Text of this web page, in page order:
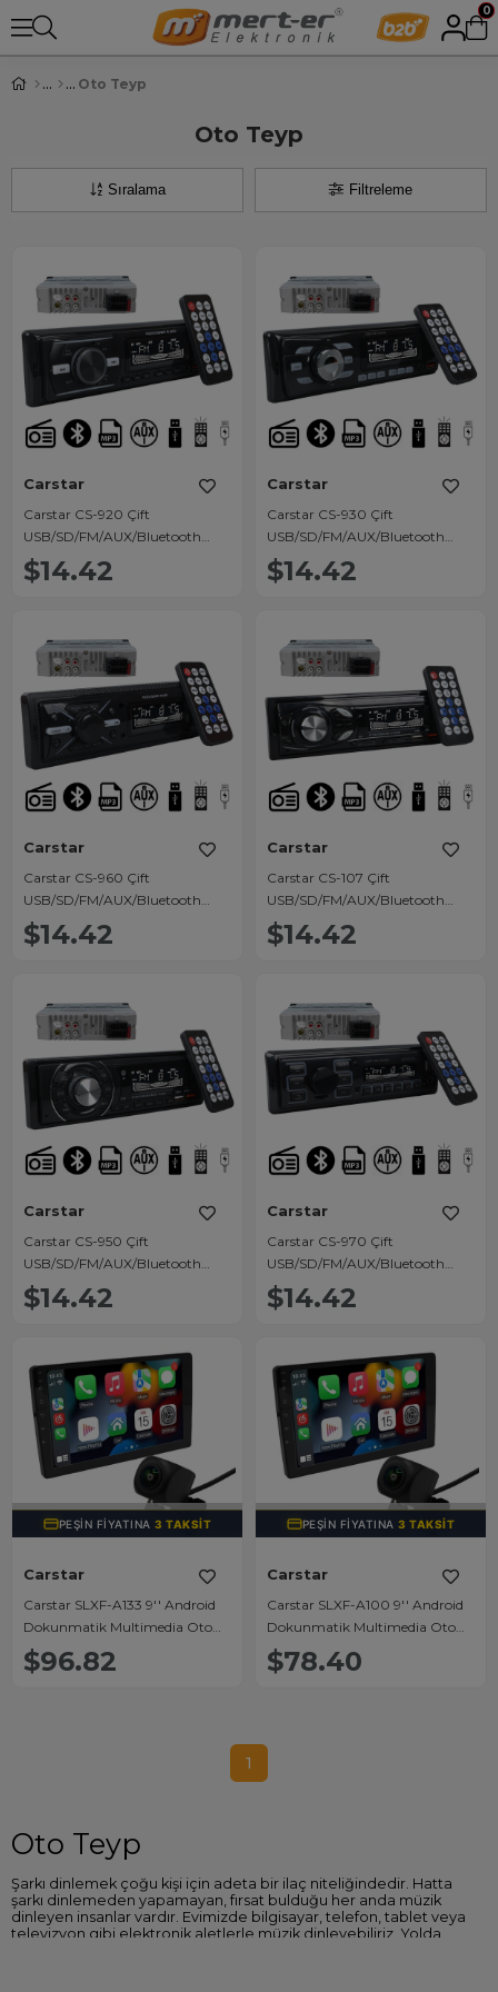
0
Oto Teyp
Oto Teyp
Filtreleme
Sıralama
Carstar
Carstar CS-920 Çift
USB/SD/FM/AUX/Bluetooth
Kumandalı Oto Teyp 4X60 Watt
$14.42
Carstar
Carstar CS-930 Çift
USB/SD/FM/AUX/Bluetooth
Kumandalı Oto Teyp 4X60 Watt
$14.42
Carstar
Carstar CS-960 Çift
USB/SD/FM/AUX/Bluetooth
Kumandalı Oto Teyp 4X60 Watt
$14.42
Carstar
Carstar CS-107 Çift
USB/SD/FM/AUX/Bluetooth
Kumandalı Oto Teyp 4X60 Watt
$14.42
Carstar
Carstar CS-950 Çift
USB/SD/FM/AUX/Bluetooth
Kumandalı Oto Teyp 4X60 Watt
$14.42
Carstar
Carstar CS-970 Çift
USB/SD/FM/AUX/Bluetooth
Kumandalı Oto Teyp 4X60 Watt
$14.42
TÜKENDI
PEŞIN FIYATINA3 TAKSIT
Carstar
Carstar SLXF-A133 9'' Android
Dokunmatik Multimedia Oto
Teyp 4Gb Ram 64Gb Hafıza
Qled HD Wifi GPS FM-AM Geri
$96.82
TÜKENDI
PEŞIN FIYATINA3 TAKSIT
Carstar
Carstar SLXF-A100 9'' Android
Dokunmatik Multimedia Oto
Teyp 2Gb Ram 32Gb Hafıza
Qled HD Wifi GPS FM-AM Geri
$78.40
1
Oto Teyp
Şarkı dinlemek çoğu kişi için adeta bir ilaç niteliğindedir. Hatta
şarkı dinlemeden yapamayan, fırsat bulduğu her anda müzik
dinleyen insanlar vardır. Evimizde bilgisayar, telefon, tablet veya
televizyon gibi elektronik aletlerle müzik dinleyebiliriz. Yolda